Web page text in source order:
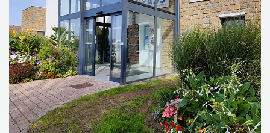
CCAS Saint Martin Boulogne
June 22, 2026, 1:14 PM
3